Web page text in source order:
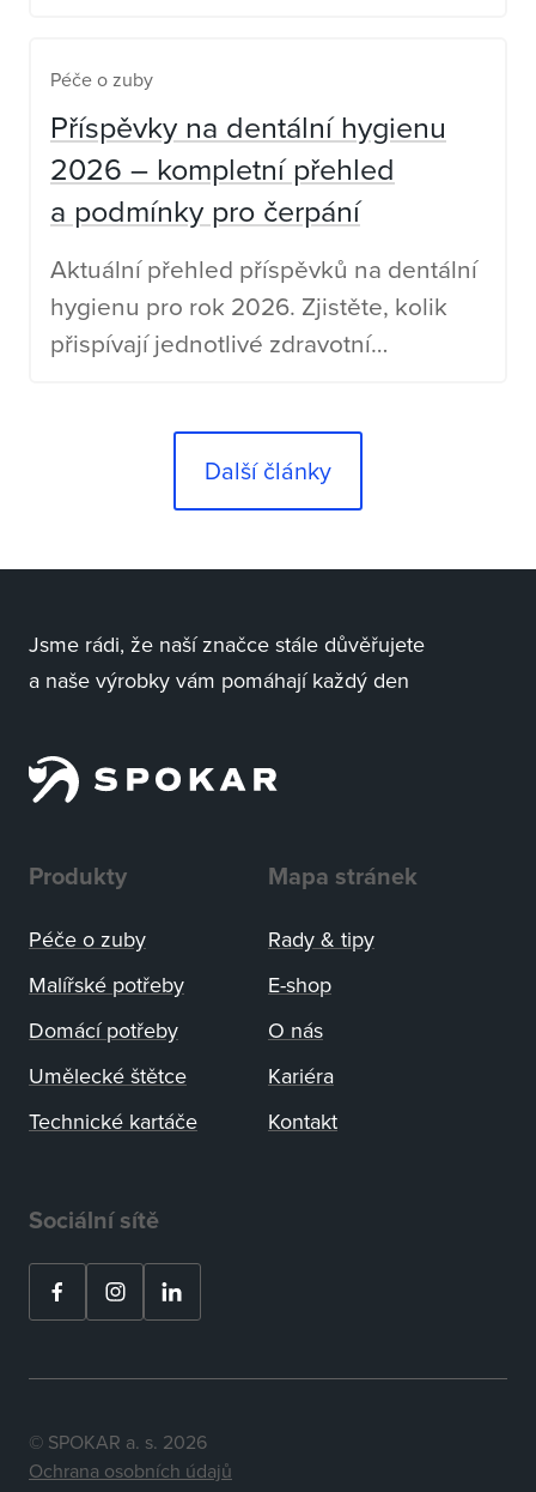
Péče o zuby
Příspěvky na dentální hygienu
2026 – kompletní přehled
a podmínky pro čerpání
Aktuální přehled příspěvků na dentální
hygienu pro rok 2026. Zjistěte, kolik
přispívají jednotlivé zdravotní
Další články
Jsme rádi, že naší značce stále důvěřujete
a naše výrobky vám pomáhají každý den
Produkty
Péče o zuby
Malířské potřeby
Domácí potřeby
Umělecké štětce
Technické kartáče
Mapa stránek
Rady & tipy
E-shop
O nás
Kariéra
Kontakt
Sociální sítě
© SPOKAR a. s. 2026
Ochrana osobních údajů